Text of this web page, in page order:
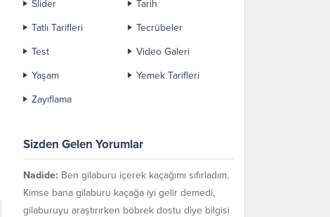
Slider
Tarih
Tatlı Tarifleri
Tecrübeler
Test
Video Galeri
Yaşam
Yemek Tarifleri
Zayıflama
Sizden Gelen Yorumlar
Nadide: Ben gilaburu içerek kaçağımı sıfırladım.
Kimse bana gilaburu kaçağa iyi gelir demedi,
gilaburuyu araştırırken böbrek dostu diye bilgisi